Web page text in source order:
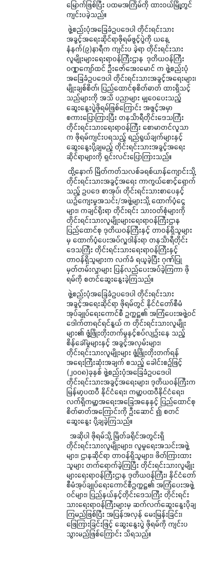
မြောက်ဖြစ်ပြီး ပထမအကြိမ်ကို ထားဝယ်မြို့တွင်
ကျင်းပခဲ့သည်။
ဖွဲ့စည်းပုံအခြေခံဥပဒေပါ တိုင်းရင်းသား
အခွင့်အရေးဆိုင်ရာဖိုရမ်ဖွင့်ပွဲကို ယနေ့
နံနက်(၉)နာရီက ကျင်းပ ခဲ့ရာ တိုင်းရင်းသား
လူမျိုးများရေးရာဝန်ကြီးဌာန ဒုတိယဝန်ကြီး
ဝဏ္ဏကျော်ထင် ဦးဇော်အေးမောင် က ဖွဲ့စည်းပုံ
အခြေခံဥပဒေပါ တိုင်းရင်းသားအခွင့်အရေးများ၊
မျိုးချစ်စိတ်၊ ပြည်ထောင်စုစိတ်ဓာတ် ထားရှိသင့်
သည်များကို အသိ ပညာများ မျှဝေပေးသည့်
ဆွေးနွေးပွဲဖိုရမ်ဖြစ်ကြောင်း အဖွင့်အမှာ
စကားပြောကြားပြီး တနင်္သာရီတိုင်းဒေသကြီး
တိုင်းရင်းသားရေးရာဝန်ကြီး စောမာတင်လူသာ
က ဖိုရမ်ကျင်းပရသည့် ရည်ရွယ်ချက်များနှင့်
ဆွေးနွေးပို့ချမည့် တိုင်းရင်းသားအခွင့်အရေး
ဆိုင်ရာများကို ရှင်းလင်းပြောကြားသည်။
ထို့နောက် မြိတ်ကတ်သလစ်ခရစ်ယာန်ကျောင်းသို့
တိုင်းရင်းသားအခွင့်အရေး ကာကွယ်စောင့်ရှောက်
သည့် ဥပဒေ စာအုပ်၊ တိုင်းရင်းသားစာပေနှင့်
ယဉ်ကျေးမှုအသင်း/အဖွဲ့များသို့ ထောက်ပံ့ငွေ
များ၊ ကချင်ရိုးရာ တိုင်းရင်း သားဝတ်စုံများကို
တိုင်းရင်းသားလူမျိုးများရေးရာဝန်ကြီးဌာန
ပြည်ထောင်စု ဒုတိယဝန်ကြီးနှင့် တာဝန်ရှိသူများ
မှ ထောက်ပံ့ပေးအပ်လှူဒါန်းရာ တနင်္သာရီတိုင်း
ဒေသကြီး တိုင်းရင်းသားရေးရာဝန်ကြီးနှင့်
တာဝန်ရှိသူများက လက်ခံ ရယူခဲ့ပြီး ဂုဏ်ပြု
မှတ်တမ်းလွှာများ ပြန်လည်ပေးအပ်ခဲ့ကြကာ ဖို
ရမ်ကို စတင်ဆွေးနွေးခဲ့ကြသည်။
ဖွဲ့စည်းပုံအခြေခံဥပဒေပါ တိုင်းရင်းသား
အခွင့်အရေးဆိုင်ရာ ဖိုရမ်တွင် နိုင်ငံတော်စီမံ
အုပ်ချုပ်ရေးကောင်စီ ဥက္ကဋ္ဌ၏ အကြံပေးအဖွဲ့ဝင်
ဒေါက်တာရင်ရင်နွယ် က တိုင်းရင်းသားလူမျိုး
များ၏ ဖွံ့ဖြိုးတိုးတက်မှုနှင့်စပ်လျဉ်းနေ သည့်
စိန်ခေါ်မှုများနှင့် အခွင့်အလှမ်းများ၊
တိုင်းရင်းသားလူမျိုးများ ဖွံ့ဖြိုးတိုးတက်ရန်
အရေးကြီးဆုံးအချက် စသည့် ခေါင်းစဉ်ဖြင့်
(၂၀၀၈)ခုနှစ် ဖွဲ့စည်းပုံအခြေခံဥပဒေပါ
တိုင်းရင်းသားအခွင့်အရေးများ၊ ဒုတိယဝန်ကြီးက
မြန်မာ့ပထဝီ နိုင်ငံရေး၊ ကမ္ဘာ့ပထဝီနိုင်ငံရေး၊
လက်ရှိကမ္ဘာ့အရေးအခြေအနေနှင့် ပြည်ထောင်စု
စိတ်ဓာတ်အကြောင်းကို ဦးဆောင် ၍ စတင်
ဆွေးနွေး ပို့ချခဲ့ကြသည်။
အဆိုပါ ဖိုရမ်သို့ မြိတ်ခရိုင်အတွင်းရှိ
တိုင်းရင်းသားလူမျိုးများ၊ လူမှုရေးအသင်းအဖွဲ့
များ၊ ဌာနဆိုင်ရာ တာဝန်ရှိသူများ၊ ဖိတ်ကြားထား
သူများ တက်ရောက်ခဲ့ကြပြီး တိုင်းရင်းသားလူမျိုး
များရေးရာဝန်ကြီးဌာန ဒုတိယဝန်ကြီး၊ နိုင်ငံတော်
စီမံအုပ်ချုပ်ရေးကောင်စီဥက္ကဋ္ဌ၏ အကြံပေးအဖွဲ့
ဝင်များ၊ ပြည်နယ်နှင့်တိုင်းဒေသကြီး တိုင်းရင်း
သားရေးရာဝန်ကြီးများမှ ဆက်လက်ဆွေးနွေးပိုချ
ကြမည်ဖြစ်ပြီး အပြန်အလှန် မေးမြန်းခြင်း၊
ဖြေကြားခြင်းဖြင့် ဆွေးနွေးပွဲ ဖိုရမ်ကို ကျင်းပ
သွားမည်ဖြစ်ကြောင်း သိရသည်။